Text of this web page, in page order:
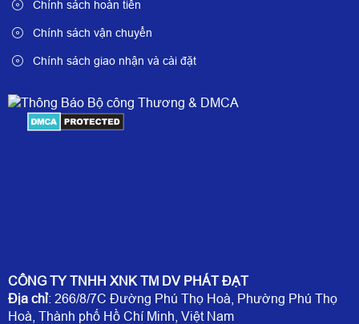
CÔNG TY TNHH XNK TM DV PHÁT ĐẠT
Địa chỉ: 266/8/7C Đường Phú Thọ Hoà, Phường Phú Thọ
Hoà, Thành phố Hồ Chí Minh, Việt Nam
Chính sách hoàn tiền
Chính sách vận chuyển
Chính sách giao nhận và cài đặt